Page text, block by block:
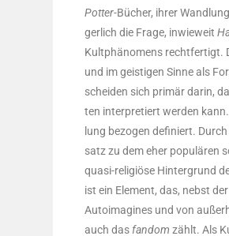
Pot­ter-Bücher, ihrer
ger­lich die Fra­ge, inwie­weit
Kult­phä­no­mens recht­fer­tigt.
und im geis­ti­gen Sin­ne als
schei­den sich pri­mär dar­in,
ten inter­pre­tiert wer­den
lung bezo­gen defi­niert.
satz zu dem eher popu­lä­ren
qua­si-reli­giö­se Hin­ter­grund
ist ein Ele­ment, das, nebst
Auto­ima­gi­nes und von
auch das fan­dom zählt. Als